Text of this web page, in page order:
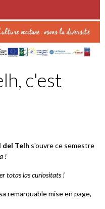
c'est
del Telh s'ouvre ce semestre
!
totas las curiositats !
remarquable mise en page,